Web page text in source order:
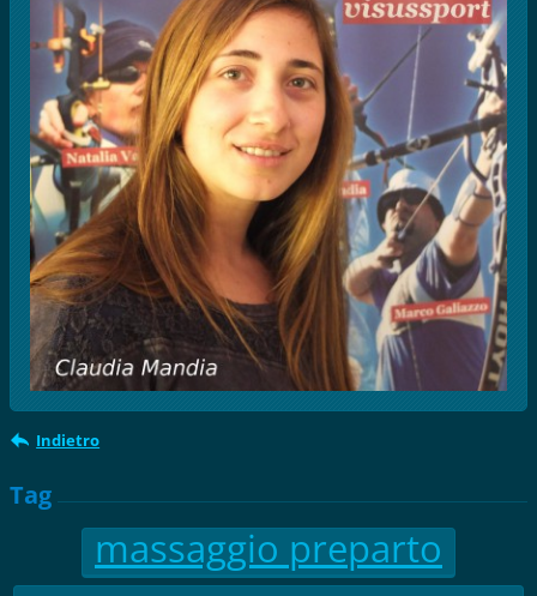
Indietro
Tag
massaggio preparto